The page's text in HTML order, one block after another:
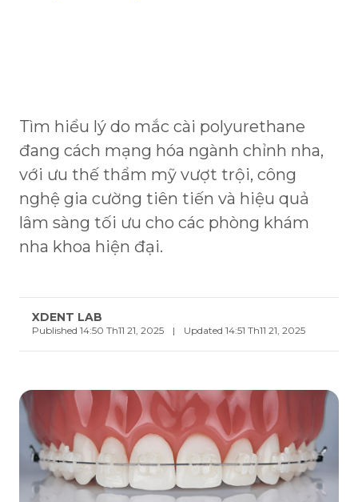
Tìm hiểu lý do mắc cài polyurethane
đang cách mạng hóa ngành chỉnh nha,
với ưu thế thẩm mỹ vượt trội, công
nghệ gia cường tiên tiến và hiệu quả
lâm sàng tối ưu cho các phòng khám
nha khoa hiện đại.
XDENT LAB
Published 14:50 Th11 21, 2025 | Updated 14:51 Th11 21, 2025